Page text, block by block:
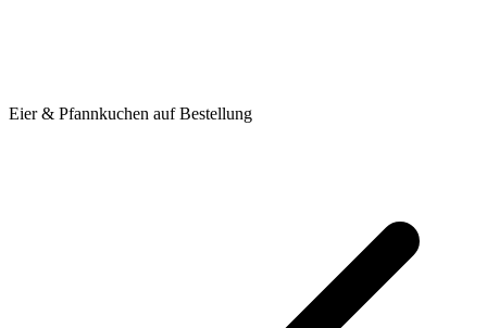
Eier & Pfannkuchen auf Bestellung